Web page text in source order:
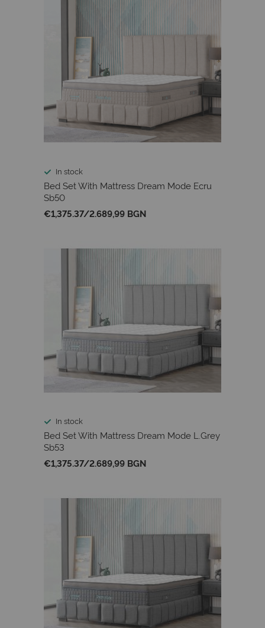
In stock
Bed Set With Mattress Dream Mode Ecru
Sb50
€1,375.37/2.689,99 BGN
In stock
Bed Set With Mattress Dream Mode L.Grey
Sb53
€1,375.37/2.689,99 BGN